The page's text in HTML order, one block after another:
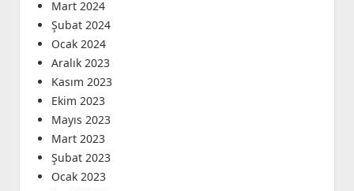
Mart 2024
Şubat 2024
Ocak 2024
Aralık 2023
Kasım 2023
Ekim 2023
Mayıs 2023
Mart 2023
Şubat 2023
Ocak 2023